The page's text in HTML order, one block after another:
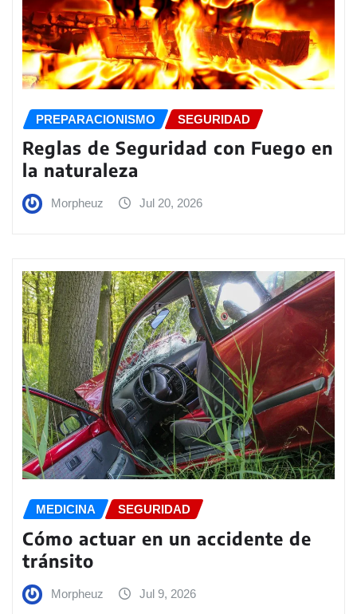
PREPARACIONISMO SEGURIDAD
Reglas de Seguridad con Fuego en
la naturaleza
Morpheuz Jul 20, 2026
MEDICINA SEGURIDAD
Cómo actuar en un accidente de
tránsito
Morpheuz Jul 9, 2026